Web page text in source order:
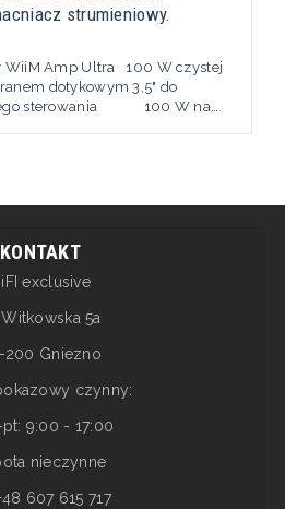
strumieniowy.
dotykowym 3,5" do
100 W na
KONTAKT
exclusive
5a
200 Gniezno
czynny:
9:00 - 17:00
nieczynne
607 615 717